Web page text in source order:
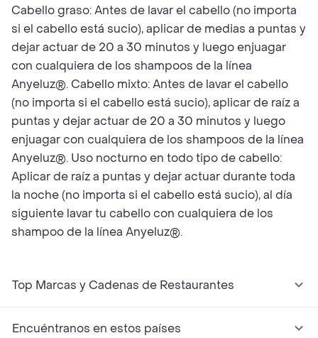
Cabello graso: Antes de lavar el cabello (no importa
si el cabello está sucio), aplicar de medias a puntas y
dejar actuar de 20 a 30 minutos y luego enjuagar
con cualquiera de los shampoos de la línea
Anyeluz®. Cabello mixto: Antes de lavar el cabello
(no importa si el cabello está sucio), aplicar de raíz a
puntas y dejar actuar de 20 a 30 minutos y luego
enjuagar con cualquiera de los shampoos de la línea
Anyeluz®. Uso nocturno en todo tipo de cabello:
Aplicar de raíz a puntas y dejar actuar durante toda
la noche (no importa si el cabello está sucio), al día
siguiente lavar tu cabello con cualquiera de los
shampoo de la línea Anyeluz®.
Top Marcas y Cadenas de Restaurantes
Encuéntranos en estos países